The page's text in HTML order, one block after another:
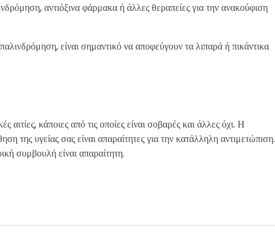
αντιόξινα φάρμακα ή άλλες θεραπείες για την ανακούφιση
είναι σημαντικό να αποφεύγουν τα λιπαρά ή πικάντικα
κάποιες από τις οποίες είναι σοβαρές και άλλες όχι. Η
υγείας σας είναι απαραίτητες για την κατάλληλη αντιμετώπιση.
συμβουλή είναι απαραίτητη.